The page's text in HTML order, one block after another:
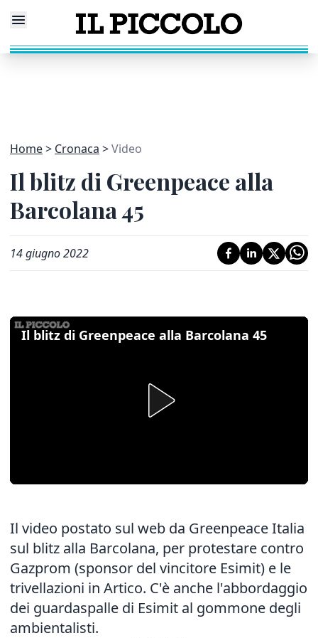
Home Cronaca Video
Il blitz di Greenpeace alla
Barcolana 45
14 giugno 2022
Il blitz di Greenpeace alla Barcolana 45
Il video postato sul web da Greenpeace Italia
sul blitz alla Barcolana, per protestare contro
Gazprom (sponsor del vincitore Esimit) e le
trivellazioni in Artico. C'è anche l'abbordaggio
dei guardaspalle di Esimit al gommone degli
ambientalisti.